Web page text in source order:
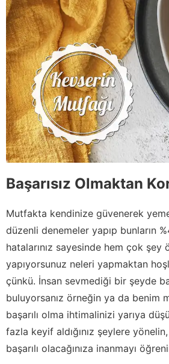
Başarısız Olmaktan
Mutfakta kendinize güvenerek
düzenli denemeler yapıp bunların
hatalarınız sayesinde hem çok
yapıyorsunuz neleri yapmaktan
çünkü. İnsan sevmediği bir şeyde
buluyorsanız örneğin ya da benim
başarılı olma ihtimalinizi yarıya
fazla keyif aldığınız şeylere
başarılı olacağınıza inanmayı